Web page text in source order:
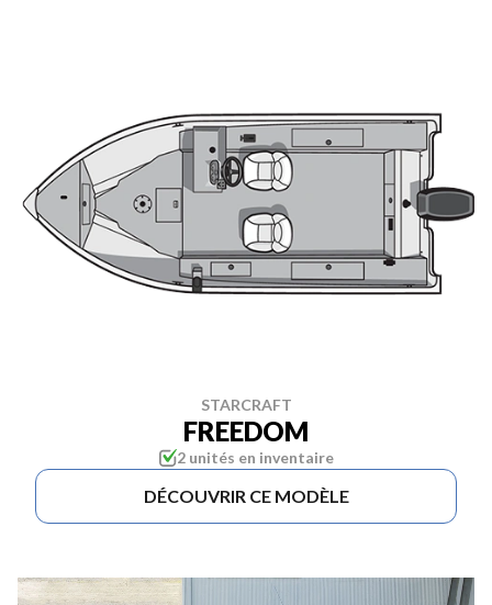
STARCRAFT
FREEDOM
2 unités en inventaire
DÉCOUVRIR CE MODÈLE